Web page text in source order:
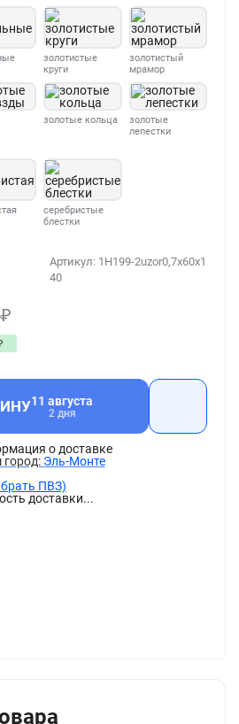
золотистые
круги
золотистый
мрамор
золотые кольца
золотые
лепестки
серебристые
блестки
Артикул: 1H199-2uzor0,7x60x1
40
₽
11 августа
2 дня
о доставке
Эль-Монте
ПВЗ)
доставки...